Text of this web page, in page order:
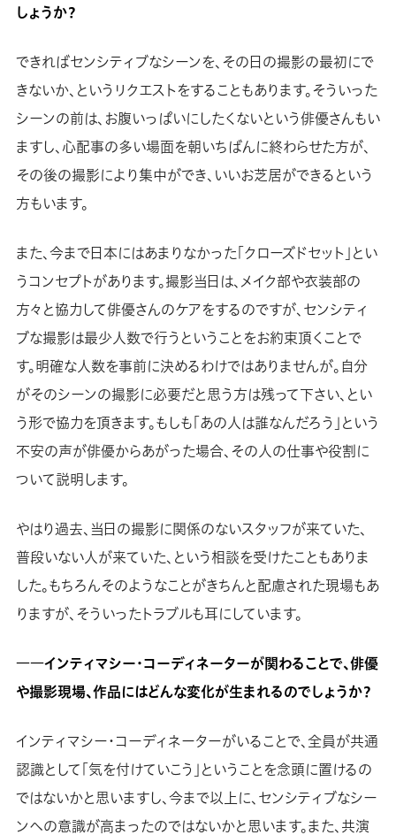
しょうか？
できればセンシティブなシーンを、その日の撮影の最初にで
きないか、というリクエストをすることもあります。そういった
シーンの前は、お腹いっぱいにしたくないという俳優さんもい
ますし、心配事の多い場面を朝いちばんに終わらせた方が、
その後の撮影により集中ができ、いいお芝居ができるという
方もいます。
また、今まで日本にはあまりなかった「クローズドセット」とい
うコンセプトがあります。撮影当日は、メイク部や衣装部の
方々と協力して俳優さんのケアをするのですが、センシティ
ブな撮影は最少人数で行うということをお約束頂くことで
す。明確な人数を事前に決めるわけではありませんが。自分
がそのシーンの撮影に必要だと思う方は残って下さい、とい
う形で協力を頂きます。もしも「あの人は誰なんだろう」という
不安の声が俳優からあがった場合、その人の仕事や役割に
ついて説明します。
やはり過去、当日の撮影に関係のないスタッフが来ていた、
普段いない人が来ていた、という相談を受けたこともありま
した。もちろんそのようなことがきちんと配慮された現場もあ
りますが、そういったトラブルも耳にしています。
――インティマシー・コーディネーターが関わることで、俳優
や撮影現場、作品にはどんな変化が生まれるのでしょうか？
インティマシー・コーディネーターがいることで、全員が共通
認識として「気を付けていこう」ということを念頭に置けるの
ではないかと思いますし、今まで以上に、センシティブなシー
ンへの意識が高まったのではないかと思います。また、共演